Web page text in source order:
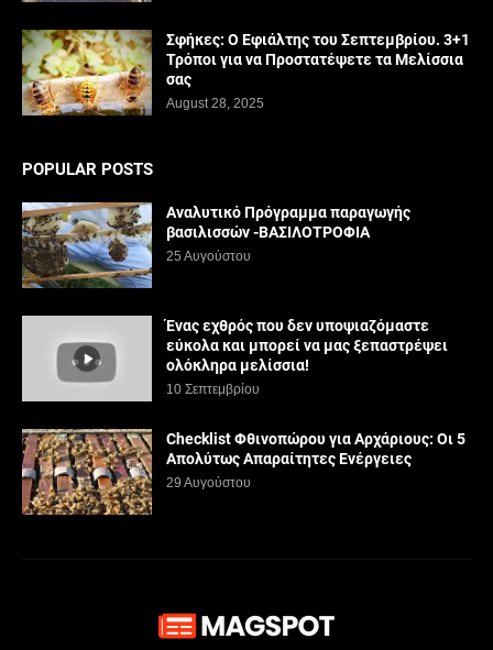
Σφήκες: Ο Εφιάλτης του Σεπτεμβρίου. 3+1
Τρόποι για να Προστατέψετε τα Μελίσσια
σας
August 28, 2025
POPULAR POSTS
Αναλυτικό Πρόγραμμα παραγωγής
βασιλισσών -ΒΑΣΙΛΟΤΡΟΦΙΑ
25 Αυγούστου
Ένας εχθρός που δεν υποψιαζόμαστε
εύκολα και μπορεί να μας ξεπαστρέψει
ολόκληρα μελίσσια!
10 Σεπτεμβρίου
Checklist Φθινοπώρου για Αρχάριους: Οι 5
Απολύτως Απαραίτητες Ενέργειες
29 Αυγούστου